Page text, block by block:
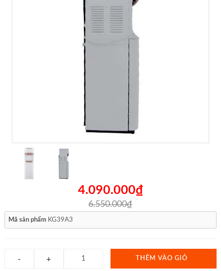
4.090.000₫
6.550.000₫
Mã sản phẩm KG39A3
THÊM VÀO GIỎ